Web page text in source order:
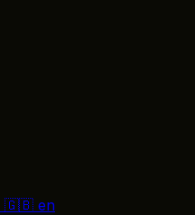
🇬🇧 en